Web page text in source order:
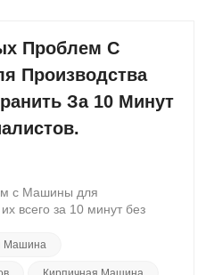
Проблем С
Производства
За 10 Минут
с Машины для
всего за 10 минут без
в строительной
Машина